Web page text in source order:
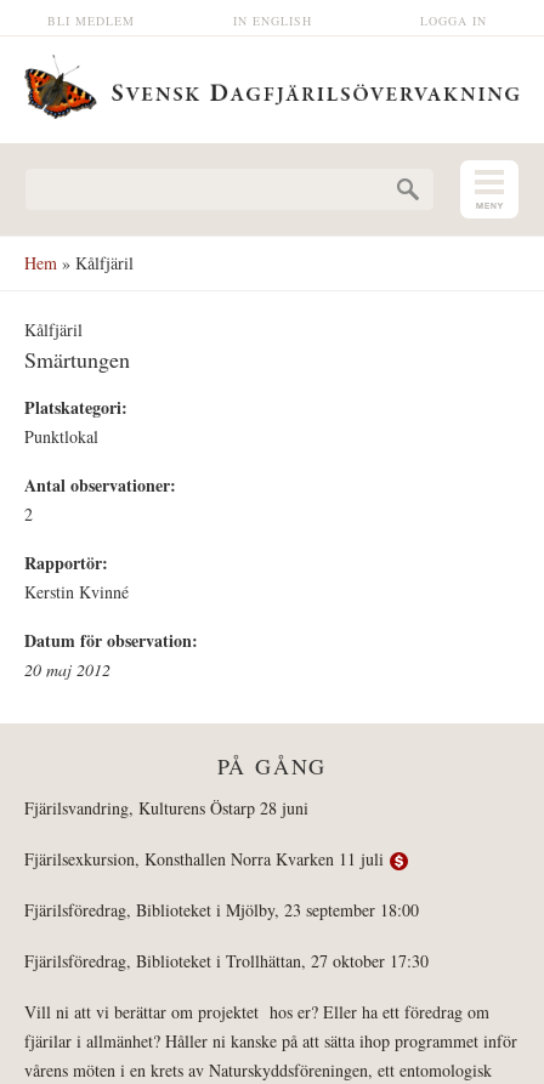
Hoppa till huvudinnehåll LOGGA IN
IN ENGLISH
BLI MEDLEM
Hem » Kålfjäril
Kålfjäril
Smärtungen
Platskategori:
Punktlokal
Antal observationer:
2
Rapportör:
Kerstin Kvinné
Datum för observation:
20 maj 2012
PÅ GÅNG
Fjärilsvandring, Kulturens Östarp 28 juni
Fjärilsexkursion, Konsthallen Norra Kvarken 11 juli
Fjärilsföredrag, Biblioteket i Mjölby, 23 september 18:00
Fjärilsföredrag, Biblioteket i Trollhättan, 27 oktober 17:30
Vill ni att vi berättar om projektet hos er? Eller ha ett föredrag om
fjärilar i allmänhet? Håller ni kanske på att sätta ihop programmet inför
vårens möten i en krets av Naturskyddsföreningen, ett entomologisk